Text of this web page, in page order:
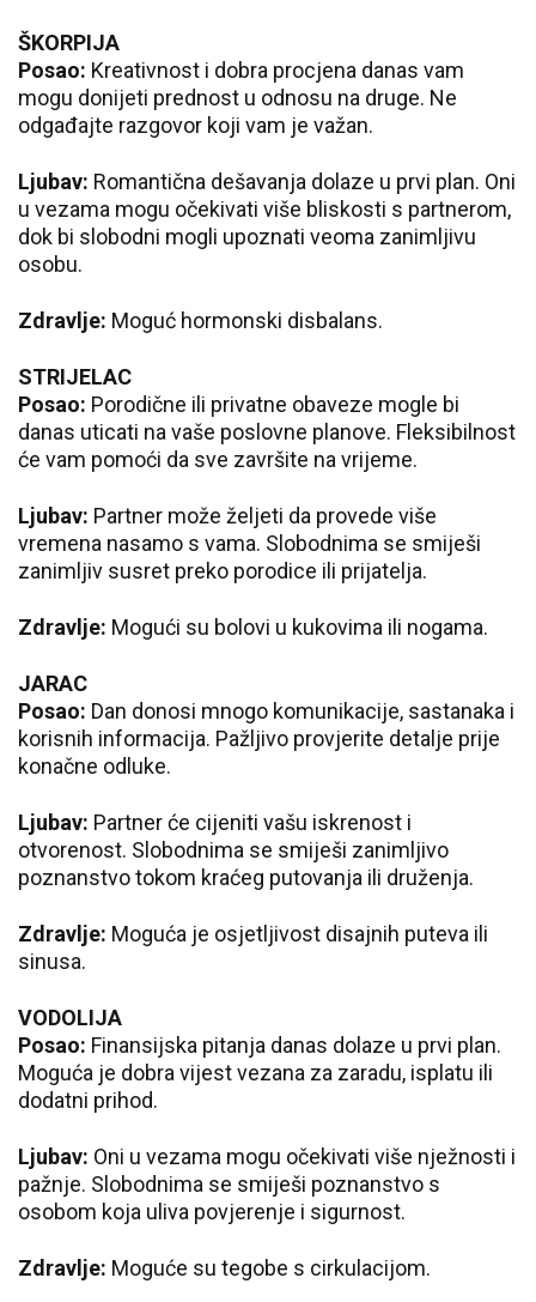
ŠKORPIJA
Posao: Kreativnost i dobra procjena danas vam
mogu donijeti prednost u odnosu na druge. Ne
odgađajte razgovor koji vam je važan.
Ljubav: Romantična dešavanja dolaze u prvi plan. Oni
u vezama mogu očekivati više bliskosti s partnerom,
dok bi slobodni mogli upoznati veoma zanimljivu
osobu.
Zdravlje: Moguć hormonski disbalans.
STRIJELAC
Posao: Porodične ili privatne obaveze mogle bi
danas uticati na vaše poslovne planove. Fleksibilnost
će vam pomoći da sve završite na vrijeme.
Ljubav: Partner može željeti da provede više
vremena nasamo s vama. Slobodnima se smiješi
zanimljiv susret preko porodice ili prijatelja.
Zdravlje: Mogući su bolovi u kukovima ili nogama.
JARAC
Posao: Dan donosi mnogo komunikacije, sastanaka i
korisnih informacija. Pažljivo provjerite detalje prije
konačne odluke.
Ljubav: Partner će cijeniti vašu iskrenost i
otvorenost. Slobodnima se smiješi zanimljivo
poznanstvo tokom kraćeg putovanja ili druženja.
Zdravlje: Moguća je osjetljivost disajnih puteva ili
sinusa.
VODOLIJA
Posao: Finansijska pitanja danas dolaze u prvi plan.
Moguća je dobra vijest vezana za zaradu, isplatu ili
dodatni prihod.
Ljubav: Oni u vezama mogu očekivati više nježnosti i
pažnje. Slobodnima se smiješi poznanstvo s
osobom koja uliva povjerenje i sigurnost.
Zdravlje: Moguće su tegobe s cirkulacijom.